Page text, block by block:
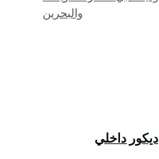
والبحرين
ديكور داخلي